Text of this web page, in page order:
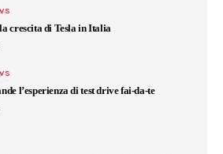
crescita di Tesla in Italia
l’esperienza di test drive fai-da-te